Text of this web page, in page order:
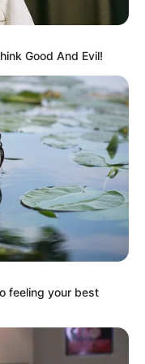
Good And Evil!
feeling your best